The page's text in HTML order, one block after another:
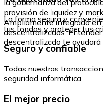
la gobernanza del
provisión de liquidez y
Ampliamente integrado
descentralizadas.
descentralizado te
La forma segura y
tus fondos y proteger tus
Seguro y confiable
Todas nuestras
seguridad informática.
El mejor precio